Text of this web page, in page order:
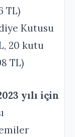
TL)
Kutusu
20 kutu
TL)
yılı için